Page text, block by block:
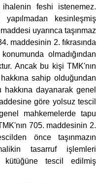
feshi istenemez.
kesinleşmiş
uyarınca taşınmaz
maddesinin 2. fıkrasında
olmadığından
Ancak bu kişi TMK'nın
sahip olduğundan
dayanarak genel
göre yolsuz tescil
mahkemelerde tapu
705. maddesinin 2.
önce taşınmazın
tasarruf işlemleri
kütüğüne tescil edilmiş